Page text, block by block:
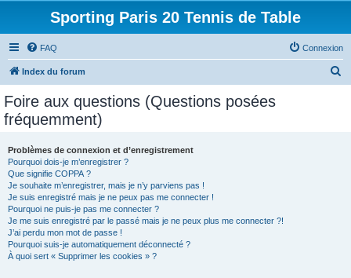
Sporting Paris 20 Tennis de Table
FAQ Connexion
Index du forum
Foire aux questions (Questions posées
fréquemment)
Problèmes de connexion et d’enregistrement
Pourquoi dois-je m’enregistrer ?
Que signifie COPPA ?
Je souhaite m’enregistrer, mais je n’y parviens pas !
Je suis enregistré mais je ne peux pas me connecter !
Pourquoi ne puis-je pas me connecter ?
Je me suis enregistré par le passé mais je ne peux plus me connecter ?!
J’ai perdu mon mot de passe !
Pourquoi suis-je automatiquement déconnecté ?
À quoi sert « Supprimer les cookies » ?